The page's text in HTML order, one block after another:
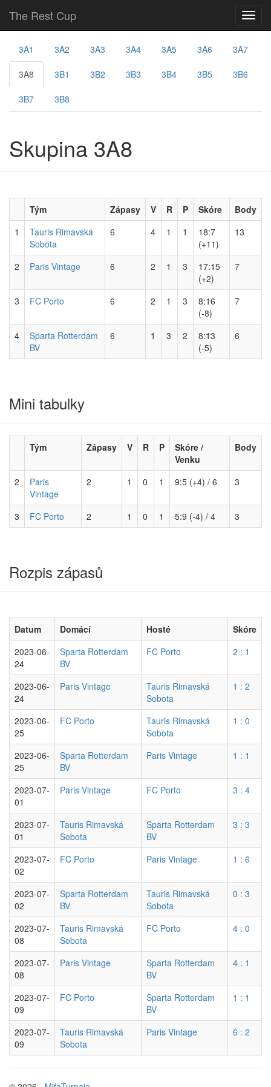
The Rest Cup
3A1 3A2 3A3 3A4 3A5 3A6 3A7
3A8 3B1 3B2 3B3 3B4 3B5 3B6
3B7 3B8
Skupina 3A8
Tým Zápasy V R P Skóre
Body
1
Tauris Rimavská
Sobota
6 4 1 1
18:7
(+11)
13
2 Paris Vintage 6 2 1 3
17:15
(+2)
7
3 FC Porto 6 2 1 3
8:16
(-8)
7
4
Sparta Rotterdam
BV
6 1 3 2
8:13
(-5)
6
Mini tabulky
Tým Zápasy V R P
Skóre /
Venku
Body
2
Paris
Vintage
2 1 0 1 9:5 (+4) / 6 3
3 FC Porto 2 1 0 1 5:9 (-4) / 4 3
Rozpis zápasů
Datum Domácí Hosté
Skóre
2023-06-
24
Sparta Rotterdam
BV
FC Porto 2 : 1
2023-06-
24
Paris Vintage
Tauris Rimavská
Sobota
1 : 2
2023-06-
25
FC Porto
Tauris Rimavská
Sobota
1 : 0
2023-06-
25
Sparta Rotterdam
BV
Paris Vintage 1 : 1
2023-07-
01
Paris Vintage FC Porto 3 : 4
2023-07-
01
Tauris Rimavská
Sobota
Sparta Rotterdam
BV
3 : 3
2023-07-
02
FC Porto Paris Vintage 1 : 6
2023-07-
02
Sparta Rotterdam
BV
Tauris Rimavská
Sobota
0 : 3
2023-07-
08
Tauris Rimavská
Sobota
FC Porto 4 : 0
2023-07-
08
Paris Vintage
Sparta Rotterdam
BV
4 : 1
2023-07-
09
FC Porto
Sparta Rotterdam
BV
1 : 1
2023-07-
09
Tauris Rimavská
Sobota
Paris Vintage 6 : 2